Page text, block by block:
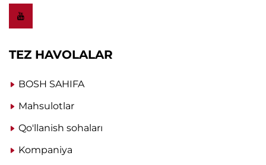
TEZ HAVOLALAR
BOSH SAHIFA
Mahsulotlar
Qo'llanish sohaları
Kompaniya